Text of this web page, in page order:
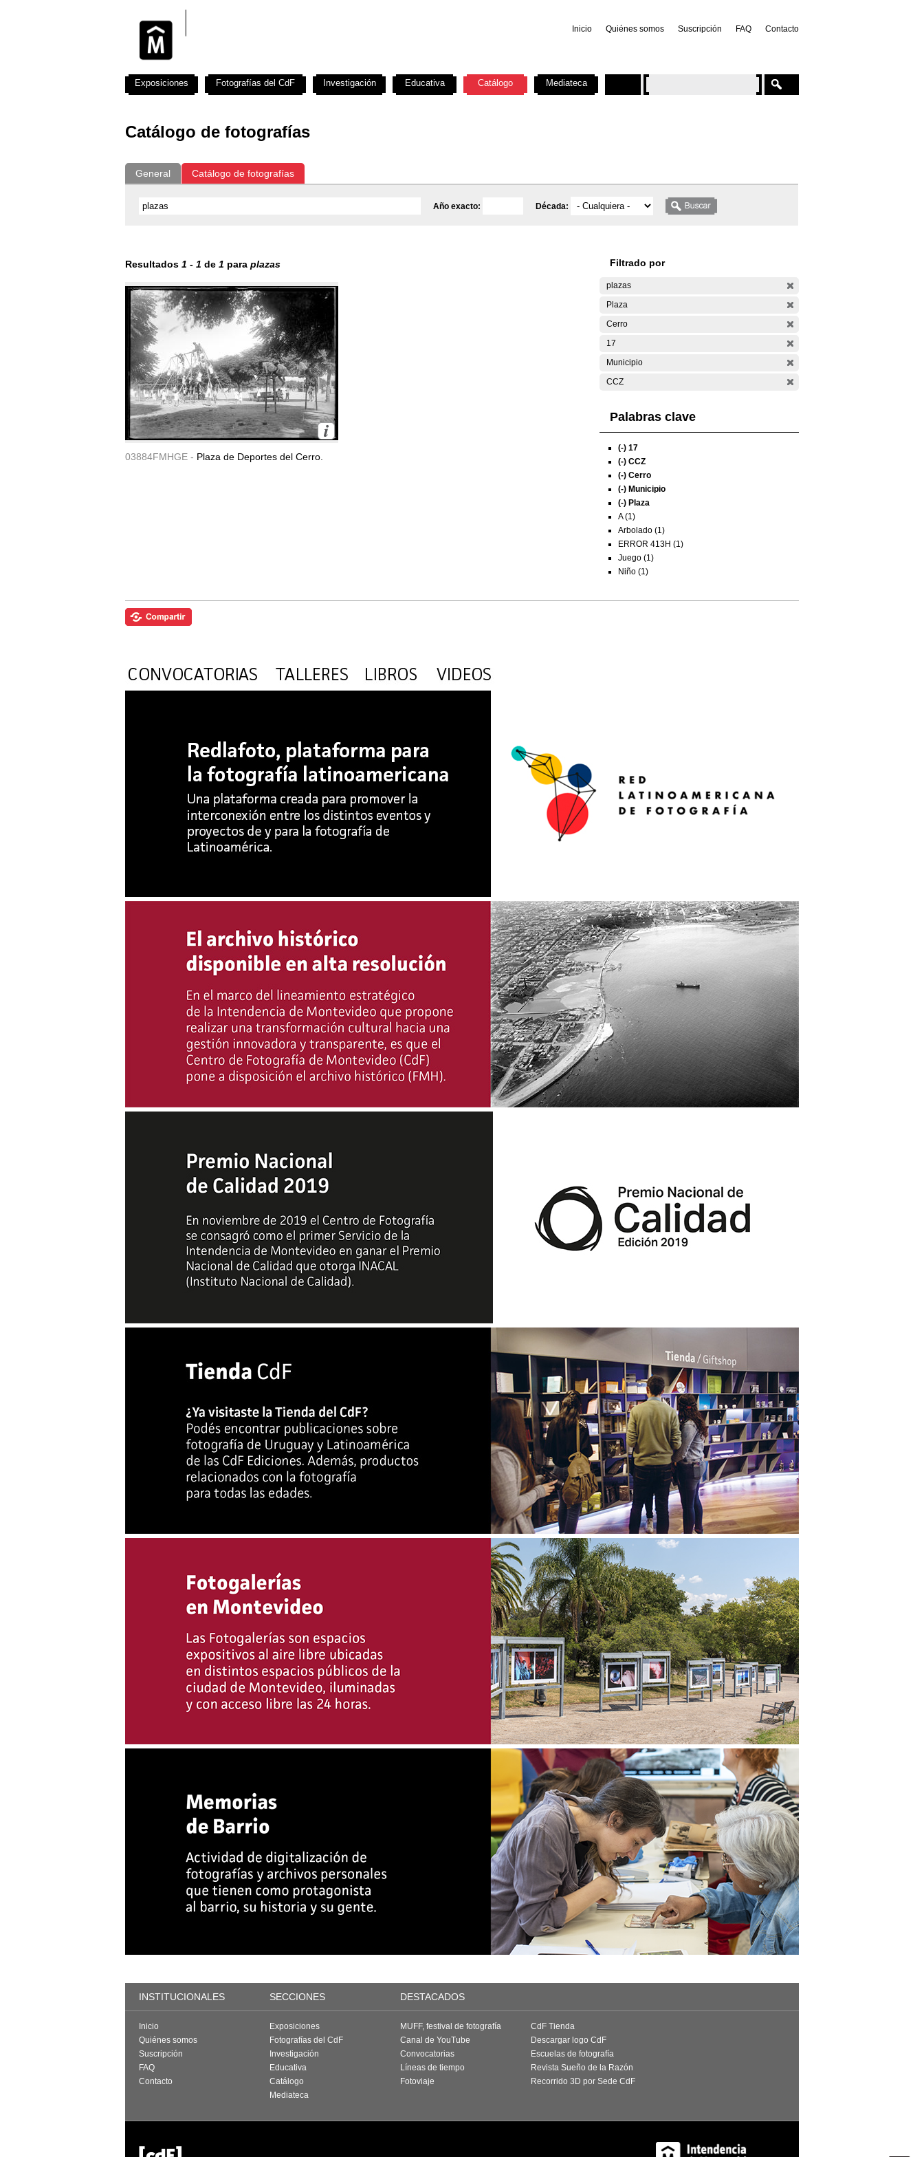
Inicio Quiénes somos Suscripción FAQ Contacto
Catálogo de fotografías
General Catálogo de fotografías
Año exacto: Década:
Resultados 1 - 1 de 1 para plazas
03884FMHGE - Plaza de Deportes del Cerro.
Filtrado por
plazas
Plaza
Cerro
17
Municipio
CCZ
Palabras clave
(-) 17
(-) CCZ
(-) Cerro
(-) Municipio
(-) Plaza
A (1)
Arbolado (1)
ERROR 413H (1)
Juego (1)
Niño (1)
Exposiciones Fotografías del CdF Investigación Educativa Catálogo Mediateca
INSTITUCIONALES SECCIONES DESTACADOS
Inicio
Quiénes somos
Suscripción
FAQ
Contacto
Exposiciones
Fotografías del CdF
Investigación
Educativa
Catálogo
Mediateca
MUFF, festival de fotografía
Canal de YouTube
Convocatorias
Líneas de tiempo
Fotoviaje
CdF Tienda
Descargar logo CdF
Escuelas de fotografía
Revista Sueño de la Razón
Recorrido 3D por Sede CdF